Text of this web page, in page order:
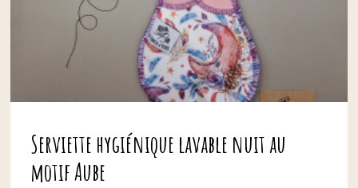
Serviette hygiénique lavable nuit au
motif Aube